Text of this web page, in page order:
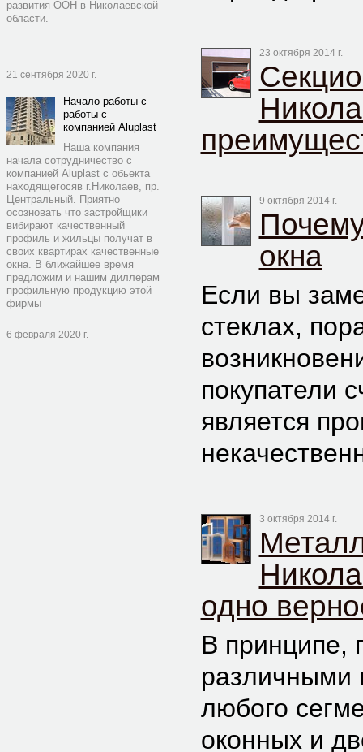
развития ООН в Николаевской
области.
21 сентября 2020 г.
Начало работы с
работы с
компанией Aluplast
Наша компания
начала сотрудничество с
компанией Aluplast с обьекта
находящегосяв г.Николаев, пр.
Центральный. Приятно
осозновать что застройщики
вибирают качественный
профиль и жильцы получат в
своих квартирах качественные
окна. В ближайшее время
предложим и нашим диллерам
профильную продукцию этой
фирмы
6 февраля 2020 г.
23 октября 2014 г.
9 октября 2014 г.
окна
Если вы
стеклах,
покупатели
является
3 октября 2014 г.
одно
В принципе,
различными
любого
оконных и